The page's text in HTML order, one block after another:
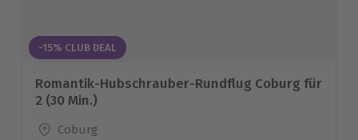
-15% CLUB DEAL
Romantik-Hubschrauber-Rundflug Coburg für
2 (30 Min.)
Standort
Coburg